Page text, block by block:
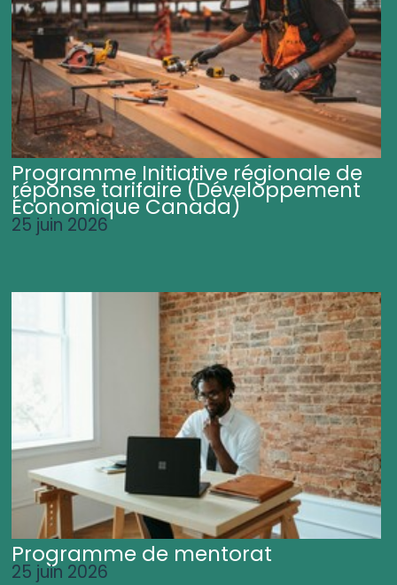
Programme Initiative régionale de
réponse tarifaire (Développement
Économique Canada)
25 juin 2026
Programme de mentorat
25 juin 2026